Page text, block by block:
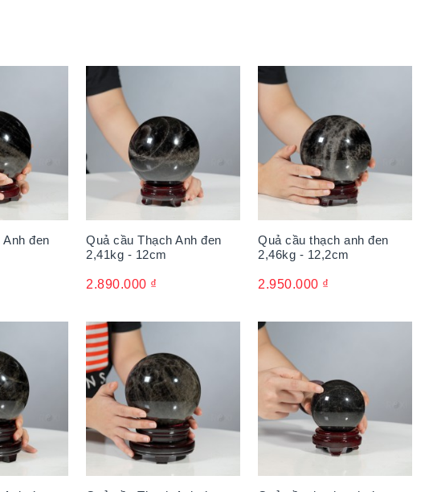
đen
Quả cầu Thạch Anh đen
2,41kg - 12cm
2.890.000 ₫
Quả cầu thạch anh đen
2,46kg - 12,2cm
2.950.000 ₫